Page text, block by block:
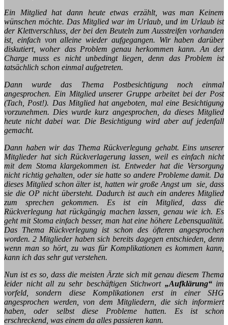
Ein Mitglied hat dann heute etwas erzählt, was man Keinem
wünschen möchte. Das Mitglied war im Urlaub, und im Urlaub ist
der Klettverschluss, der bei den Beuteln zum Ausstreifen vorhanden
ist, einfach von alleine wieder aufgegangen. Wir haben darüber
diskutiert, woher das Problem genau herkommen kann. An der
Charge muss es nicht unbedingt liegen, denn das Problem ist
tatsächlich schon einmal aufgetreten.
Dann wurde das Thema Postbesichtigung noch einmal
angesprochen. Ein Mitglied unserer Gruppe arbeitet bei der Post
(Tach, Post!). Das Mitglied hat angeboten, mal eine Besichtigung
vorzunehmen. Dies wurde kurz angesprochen, da dieses Mitglied
heute nicht dabei war. Die Besichtigung wird aber auf jedenfall
gemacht.
Dann haben wir das Thema Rückverlegung gehabt. Eins unserer
Mitglieder hat sich Rückverlagerung lassen, weil es einfach nicht
mit dem Stoma klargekommen ist. Entweder hat die Versorgung
nicht richtig gehalten, oder sie hatte so andere Probleme damit. Da
dieses Mitglied schon älter ist, hatten wir große Angst um sie, dass
sie die OP nicht übersteht. Dadurch ist auch ein anderes Mitglied
zum sprechen gekommen. Es ist ein Mitglied, dass die
Rückverlegung hat rückgängig machen lassen, genau wie ich. Es
geht mit Stoma einfach besser, man hat eine höhere Lebensqualität.
Das Thema Rückverlegung ist schon des öfteren angesprochen
worden. 2 Mitglieder haben sich bereits dagegen entschieden, denn
wenn man so hört, zu was für Komplikationen es kommen kann,
kann ich das sehr gut verstehen.
Nun ist es so, dass die meisten Ärzte sich mit genau diesem Thema
leider nicht all zu sehr beschäftigen Stichwort „Aufklärung“im
vorfeld, sondern diese Komplikationen erst in einer SHG
angesprochen werden, von dem Mitgliedern, die sich informiert
haben, oder selbst diese Probleme hatten. Es ist schon
erschreckend, was einem da alles passieren kann.